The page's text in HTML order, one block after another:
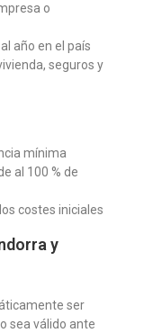
o
año en el país
seguros y
mínima
al 100 % de
costes iniciales
y
ser
sea válido ante